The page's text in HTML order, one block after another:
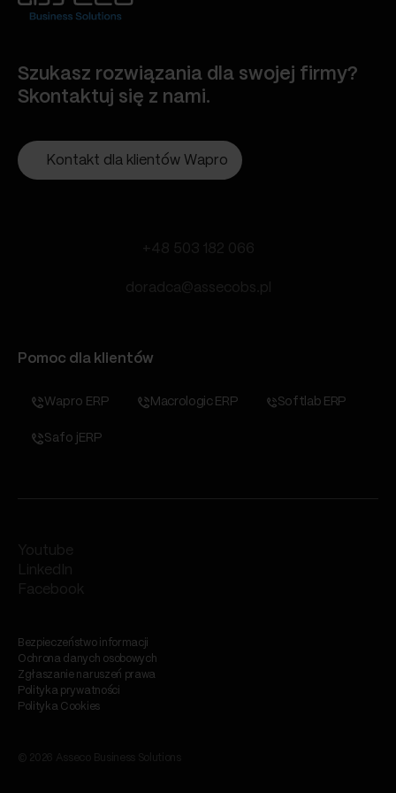
Szukasz rozwiązania dla swojej firmy?
Skontaktuj się z nami.
Kontakt dla klientów Wapro
+48 503 182 066
doradca@assecobs.pl
Pomoc dla klientów
Wapro ERP Macrologic ERP Softlab ERP
Safo jERP
Youtube
LinkedIn
Facebook
Bezpieczeństwo informacji
Ochrona danych osobowych
Zgłaszanie naruszeń prawa
Polityka prywatności
Polityka Cookies
© 2026 Asseco Business Solutions